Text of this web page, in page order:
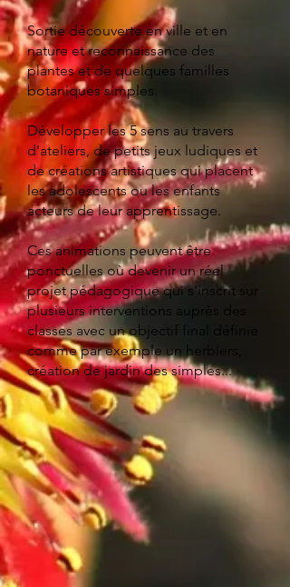
Sortie découverte en ville et en
nature et reconnaissance des
plantes et de quelques familles
botaniques simples.
Développer les 5 sens au travers
d'ateliers, de petits jeux ludiques et
de créations artistiques qui placent
les adolescents ou les enfants
acteurs de leur apprentissage.
Ces animations peuvent être
ponctuelles où devenir un réel
projet pédagogique qui s'inscrit sur
plusieurs interventions auprès des
classes avec un objectif final définie
comme par exemple un herbiers,
création de jardin des simples...